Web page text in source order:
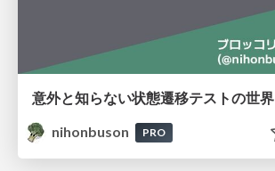
意外と知らない状態遷移テストの世界
nihonbuson
PRO